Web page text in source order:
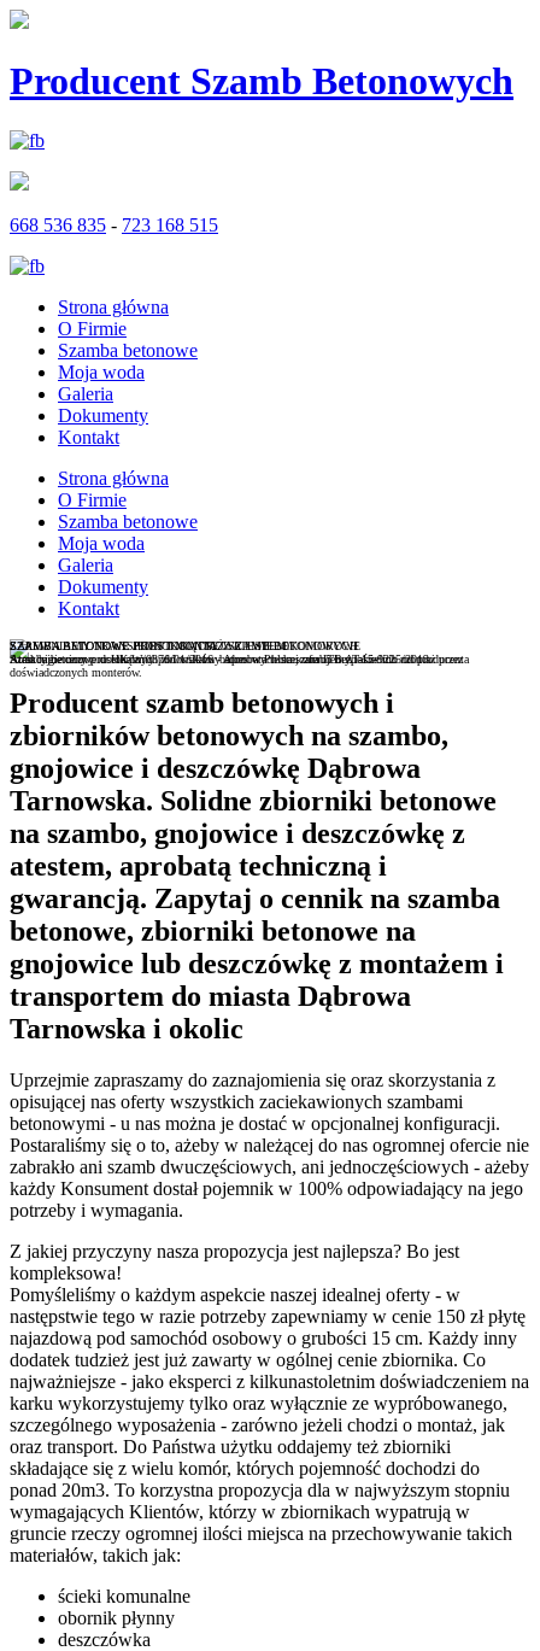
Producent Szamb Betonowych
668 536 835 - 723 168 515
Strona główna
O Firmie
Szamba betonowe
Moja woda
Galeria
Dokumenty
Kontakt
Strona główna
O Firmie
Szamba betonowe
Moja woda
Galeria
Dokumenty
Kontakt
SZAMBA BETONOWE JEDNOKOMOROWE I WIELOKOMOROWE
Atest higieniczny nr HK/W/0376/01/2016 - Aprobata techniczna ITB AT-15-9225/2013
SZAMBA BETONOWE PROSTOKĄTNE Z ATESTEM
Atrakcyjne ceny prostokątnych zbiorników betonowych na szambo bezpośrednio od producenta
ZAPEWNIAMY TRANSPORT I MONTAŻ SZAMB BETONOWYCH
Szamba betonowe dostarczmy pod wskazny adres w Polsce, oferujemy także ich montaż przez
doświadczonych monterów.
Producent szamb betonowych i
zbiorników betonowych na szambo,
gnojowice i deszczówkę Dąbrowa
Tarnowska. Solidne zbiorniki betonowe
na szambo, gnojowice i deszczówkę z
atestem, aprobatą techniczną i
gwarancją. Zapytaj o cennik na szamba
betonowe, zbiorniki betonowe na
gnojowice lub deszczówkę z montażem i
transportem do miasta Dąbrowa
Tarnowska i okolic
Uprzejmie zapraszamy do zaznajomienia się oraz skorzystania z
opisującej nas oferty wszystkich zaciekawionych szambami
betonowymi - u nas można je dostać w opcjonalnej konfiguracji.
Postaraliśmy się o to, ażeby w należącej do nas ogromnej ofercie nie
zabrakło ani szamb dwuczęściowych, ani jednoczęściowych - ażeby
każdy Konsument dostał pojemnik w 100% odpowiadający na jego
potrzeby i wymagania.
Z jakiej przyczyny nasza propozycja jest najlepsza? Bo jest
kompleksowa!
Pomyśleliśmy o każdym aspekcie naszej idealnej oferty - w
następstwie tego w razie potrzeby zapewniamy w cenie 150 zł płytę
najazdową pod samochód osobowy o grubości 15 cm. Każdy inny
dodatek tudzież jest już zawarty w ogólnej cenie zbiornika. Co
najważniejsze - jako eksperci z kilkunastoletnim doświadczeniem na
karku wykorzystujemy tylko oraz wyłącznie ze wypróbowanego,
szczególnego wyposażenia - zarówno jeżeli chodzi o montaż, jak
oraz transport. Do Państwa użytku oddajemy też zbiorniki
składające się z wielu komór, których pojemność dochodzi do
ponad 20m3. To korzystna propozycja dla w najwyższym stopniu
wymagających Klientów, którzy w zbiornikach wypatrują w
gruncie rzeczy ogromnej ilości miejsca na przechowywanie takich
materiałów, takich jak:
ścieki komunalne
obornik płynny
deszczówka